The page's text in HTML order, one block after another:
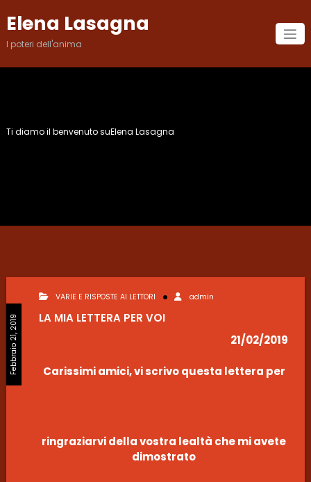
contenuto
Elena Lasagna
I poteri dell'anima
Ti diamo il benvenuto suElena Lasagna
Febbraio 21, 2019
VARIE E RISPOSTE AI LETTORI admin
LA MIA LETTERA PER VOI
21/02/2019
Carissimi amici, vi scrivo questa lettera per
ringraziarvi della vostra lealtà che mi avete
dimostrato